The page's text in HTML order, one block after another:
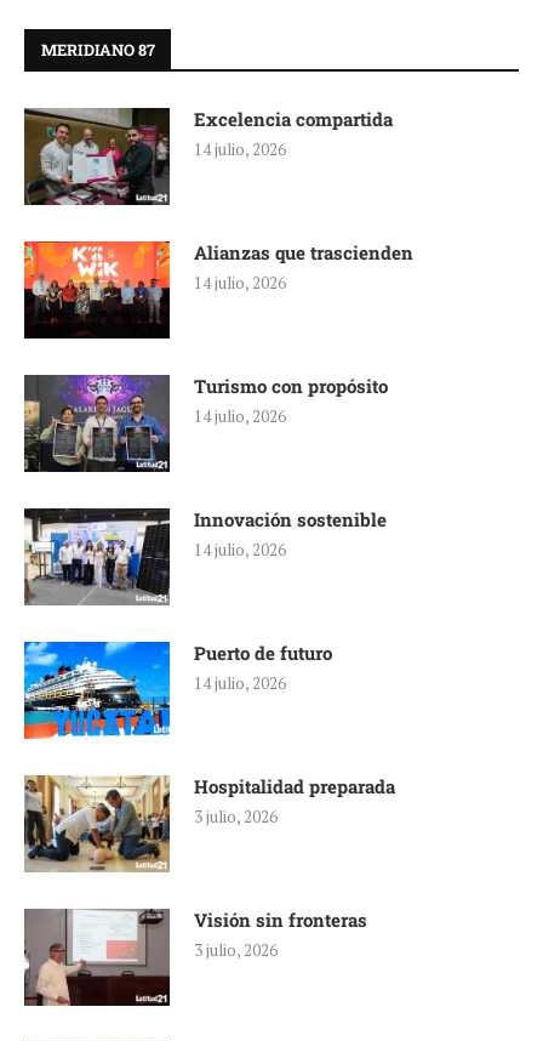
MERIDIANO 87
Excelencia compartida
14 julio, 2026
Alianzas que trascienden
14 julio, 2026
Turismo con propósito
14 julio, 2026
Innovación sostenible
14 julio, 2026
Puerto de futuro
14 julio, 2026
Hospitalidad preparada
3 julio, 2026
Visión sin fronteras
3 julio, 2026